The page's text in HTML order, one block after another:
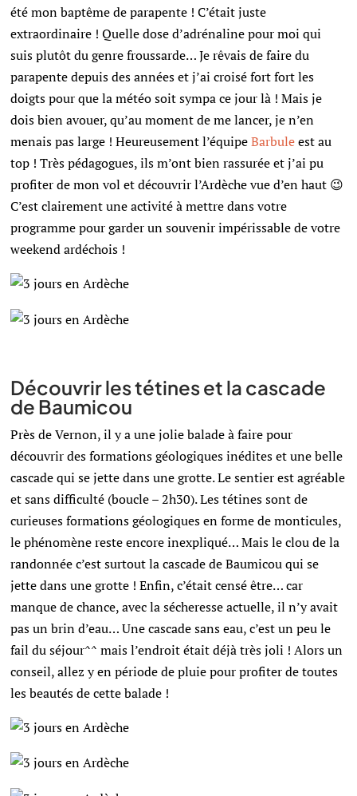
été mon baptême de parapente ! C’était juste
extraordinaire ! Quelle dose d’adrénaline pour moi qui
suis plutôt du genre froussarde… Je rêvais de faire du
parapente depuis des années et j’ai croisé fort fort les
doigts pour que la météo soit sympa ce jour là ! Mais je
dois bien avouer, qu’au moment de me lancer, je n’en
menais pas large ! Heureusement l’équipeBarbuleest au
top ! Très pédagogues, ils m’ont bien rassurée et j’ai pu
profiter de mon vol et découvrir l’Ardèche vue d’en haut 😉
C’est clairement une activité à mettre dans votre
programme pour garder un souvenir impérissable de votre
weekend ardéchois !
Découvrir les tétines et la cascade
de Baumicou
Près de Vernon, il y a une jolie balade à faire pour
découvrir des formations géologiques inédites et une belle
cascade qui se jette dans une grotte. Le sentier est agréable
et sans difficulté (boucle – 2h30). Les tétines sont de
curieuses formations géologiques en forme de monticules,
le phénomène reste encore inexpliqué… Mais le clou de la
randonnée c’est surtout la cascade de Baumicou qui se
jette dans une grotte ! Enfin, c’était censé être… car
manque de chance, avec la sécheresse actuelle, il n’y avait
pas un brin d’eau… Une cascade sans eau, c’est un peu le
fail du séjour^^ mais l’endroit était déjà très joli ! Alors un
conseil, allez y en période de pluie pour profiter de toutes
les beautés de cette balade !